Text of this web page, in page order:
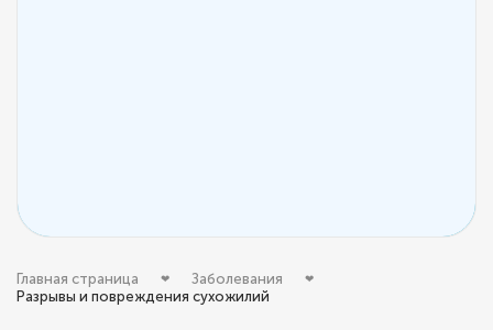
Главная страница
Заболевания
Разрывы и повреждения сухожилий